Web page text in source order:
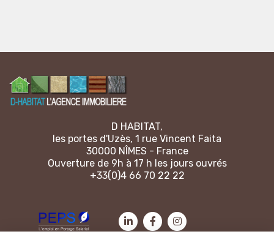
D HABITAT,
les portes d'Uzès, 1 rue Vincent Faita
30000 NÎMES - France
Ouverture de 9h à 17 h les jours ouvrés
+33(0)4 66 70 22 22